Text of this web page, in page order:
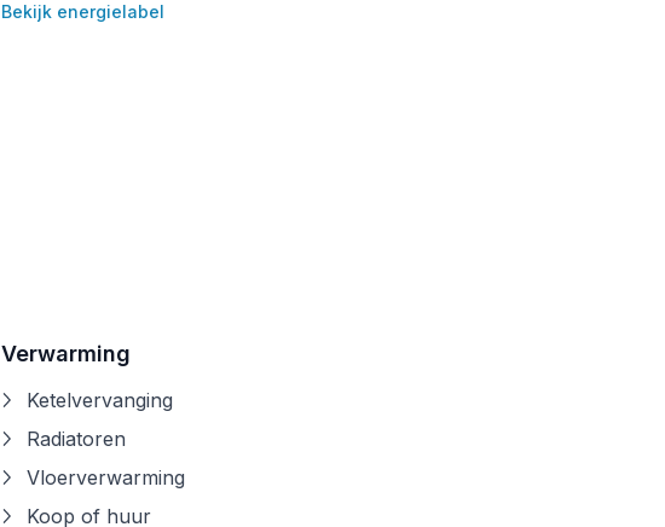
Bekijk energielabel
Verwarming
Ketelvervanging
Radiatoren
Vloerverwarming
Koop of huur